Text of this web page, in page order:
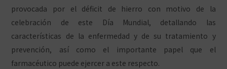
provocada por el déficit de hierro con motivo de la
celebración de este Día Mundial, detallando las
características de la enfermedad y de su tratamiento y
prevención, así como el importante papel que el
farmacéutico puede ejercer a este respecto.